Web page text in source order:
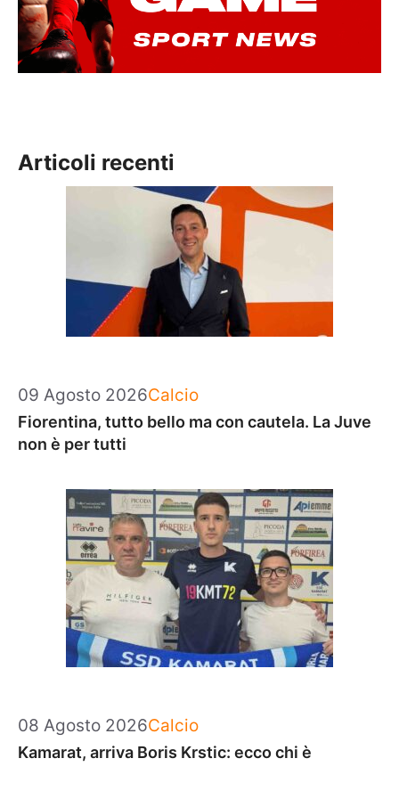
Articoli recenti
09 Agosto 2026Categorie
Calcio
Fiorentina, tutto bello ma con cautela. La Juve
non è per tutti
08 Agosto 2026Categorie
Calcio
Kamarat, arriva Boris Krstic: ecco chi è